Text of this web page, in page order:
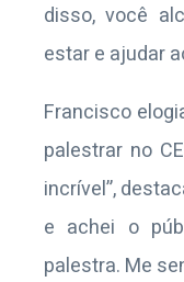
disso, você
estar e ajudar
Francisco
palestrar no
incrível”,
e achei o
palestra. Me